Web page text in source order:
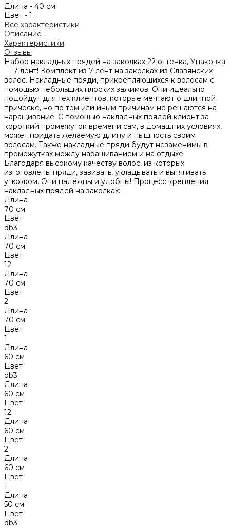
Длина - 40 см;
Цвет - 1;
Все характеристики
Описание
Характеристики
Отзывы
Набор накладных прядей на заколках 22 оттенка, Упаковка
— 7 лент! Комплект из 7 лент на заколках из Славянских
волос. Накладные пряди, прикрепляющихся к волосам с
помощью небольших плоских зажимов. Они идеально
подойдут для тех клиентов, которые мечтают о длинной
прическе, но по тем или иным причинам не решаются на
наращивание. С помощью накладных прядей клиент за
короткий промежуток времени сам, в домашних условиях,
может придать желаемую длину и пышность своим
волосам. Также накладные пряди будут незаменимы в
промежутках между наращиванием и на отдыхе.
Благодаря высокому качеству волос, из которых
изготовлены пряди, завивать, укладывать и вытягивать
утюжком. Они надежны и удобны! Процесс крепления
накладных прядей на заколках:
Длина
70 см
Цвет
db3
Длина
70 см
Цвет
12
Длина
70 см
Цвет
2
Длина
70 см
Цвет
1
Длина
60 см
Цвет
db3
Длина
60 см
Цвет
12
Длина
60 см
Цвет
2
Длина
60 см
Цвет
1
Длина
50 см
Цвет
db3